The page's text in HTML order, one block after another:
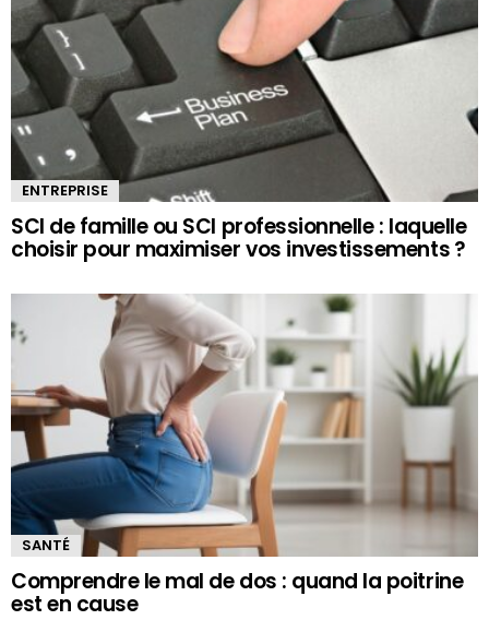
ENTREPRISE
SCI de famille ou SCI professionnelle : laquelle
choisir pour maximiser vos investissements ?
SANTÉ
Comprendre le mal de dos : quand la poitrine
est en cause